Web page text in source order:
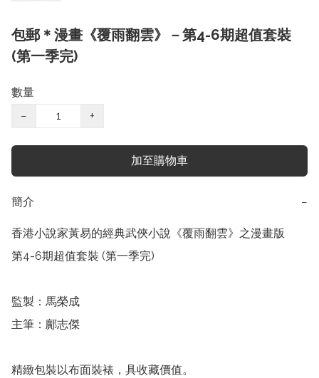
包郵＊漫畫《覆雨翻雲》－第4-6期超值套裝
(第一季完)
數量
−
+
加至購物車
簡介 −
香港小說家黃易的經典武俠小說《覆雨翻雲》之漫畫版
第4-6期超值套裝 (第一季完)
監製：馬榮成
主筆：鄺志傑
精緻包裝以布面裝裱，具收藏價值。